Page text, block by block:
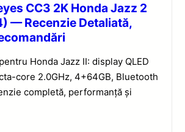
CC3 2K Honda Jazz 2
— Recenzie Detaliată,
Honda Jazz II: display QLED
core 2.0GHz, 4+64GB, Bluetooth
completă, performanță și